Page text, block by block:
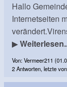
Hallo
Internetseiten
▶
Von: Vermeer211
2 Antworten, letzte